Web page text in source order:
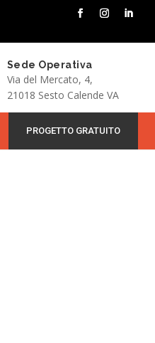
Sede Operativa
Via del Mercato, 4,
21018 Sesto Calende VA
PROGETTO GRATUITO